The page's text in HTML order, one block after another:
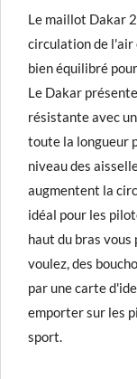
Le maillot Dakar
circulation de l'air
bien équilibré
Le Dakar
résistante avec
toute la longueur
niveau des
augmentent la
idéal pour les
haut du bras
voulez, des
par une carte
emporter sur les
sport.